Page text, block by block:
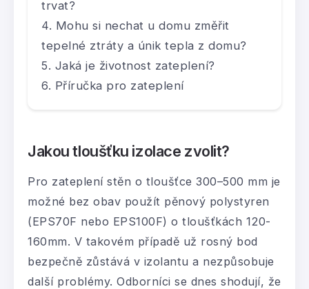
trvat?
Mohu si nechat u domu změřit
tepelné ztráty a únik tepla z domu?
Jaká je životnost zateplení?
Příručka pro zateplení
Jakou tloušťku izolace zvolit?
Pro zateplení stěn o tloušťce 300–500 mm je
možné bez obav použít pěnový polystyren
(EPS70F nebo EPS100F) o tloušťkách 120-
160mm. V takovém případě už rosný bod
bezpečně zůstává v izolantu a nezpůsobuje
další problémy. Odborníci se dnes shodují, že